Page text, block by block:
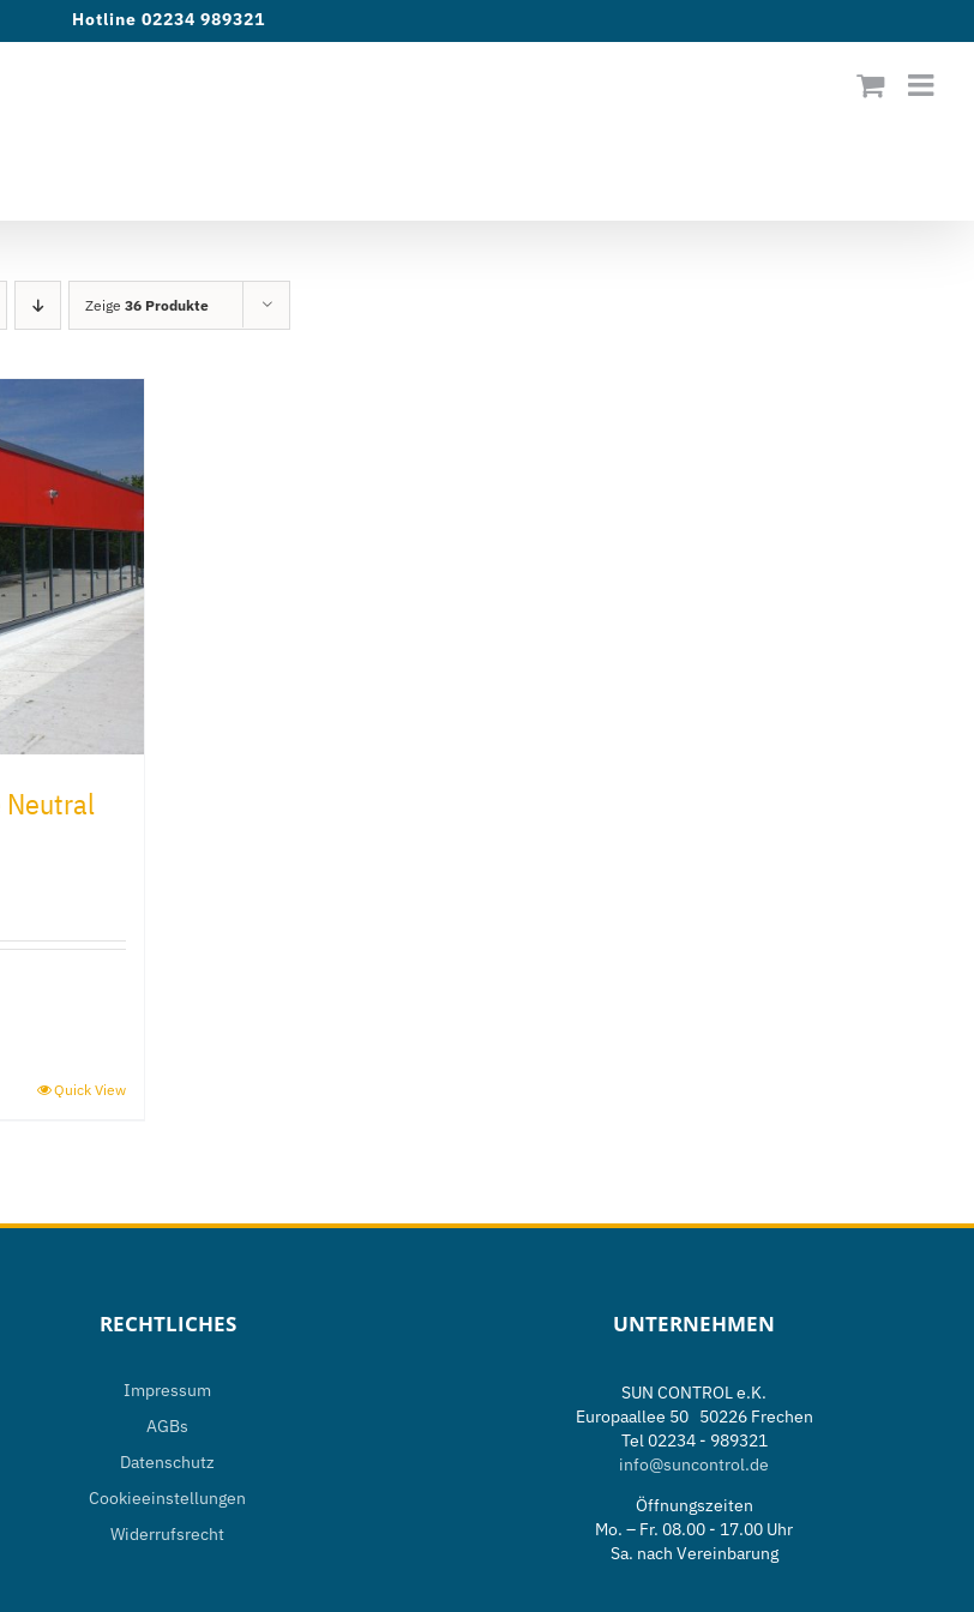
Hotline 02234 989321
Zeige36 Produkte
Neutral
Quick View
RECHTLICHES
Impressum
AGBs
Datenschutz
Cookieeinstellungen
Widerrufsrecht
UNTERNEHMEN
SUN CONTROL e.K.
Europaallee 50 50226 Frechen
Tel 02234 - 989321
info@suncontrol.de
Öffnungszeiten
Mo. – Fr. 08.00 - 17.00 Uhr
Sa. nach Vereinbarung